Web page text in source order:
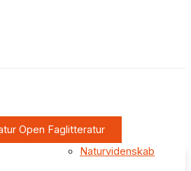
Open Faglitteratur
Naturvidenskab